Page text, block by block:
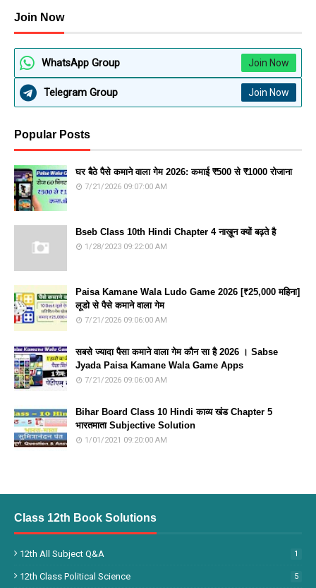
Join Now
WhatsApp Group Join Now
Telegram Group Join Now
Popular Posts
घर बैठे पैसे कमाने वाला गेम 2026: कमाई ₹500 से ₹1000 रोजाना
7/21/2026 09:07:00 AM
Bseb Class 10th Hindi Chapter 4 नाख़ून क्यों बढ़ते है
1/28/2023 09:22:00 AM
Paisa Kamane Wala Ludo Game 2026 [₹25,000 महिना]
लूडो से पैसे कमाने वाला गेम
7/21/2026 09:06:00 AM
सबसे ज्यादा पैसा कमाने वाला गेम कौन सा है 2026 । Sabse
Jyada Paisa Kamane Wala Game Apps
7/21/2026 09:06:00 AM
Bihar Board Class 10 Hindi काव्य खंड Chapter 5
भारतमाता Subjective Solution
1/01/2021 09:20:00 AM
Class 12th Book Solutions
12th All Subject Q&A 1
12th Class Political Science 5